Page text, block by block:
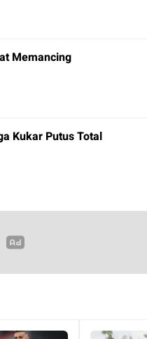
Memancing
Kukar Putus Total